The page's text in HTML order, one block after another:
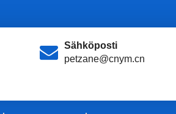
Sähköposti
petzane@cnym.cn